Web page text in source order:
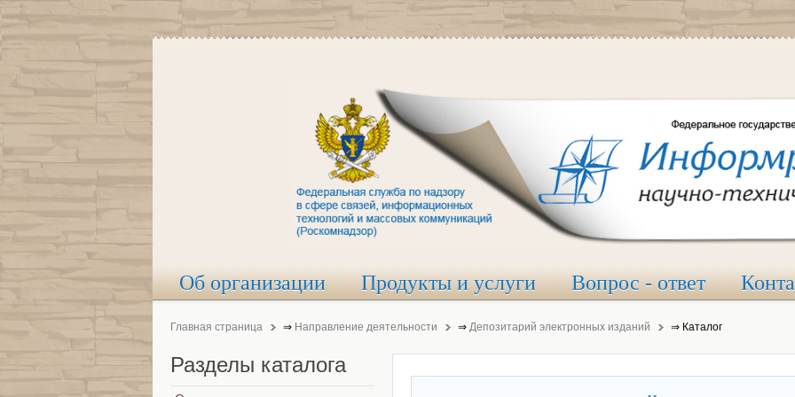
Об организации Продукты и услуги Вопрос - ответ
Главная страница ⇒ Направление деятельности ⇒ Депозитарий электронных изданий ⇒ Каталог
Разделы каталога